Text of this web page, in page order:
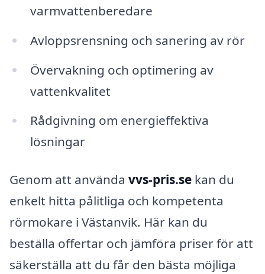
varmvattenberedare
Avloppsrensning och sanering av rör
Övervakning och optimering av
vattenkvalitet
Rådgivning om energieffektiva
lösningar
Genom att använda vvs-pris.se kan du
enkelt hitta pålitliga och kompetenta
rörmokare i Västanvik. Här kan du
beställa offertar och jämföra priser för att
säkerställa att du får den bästa möjliga